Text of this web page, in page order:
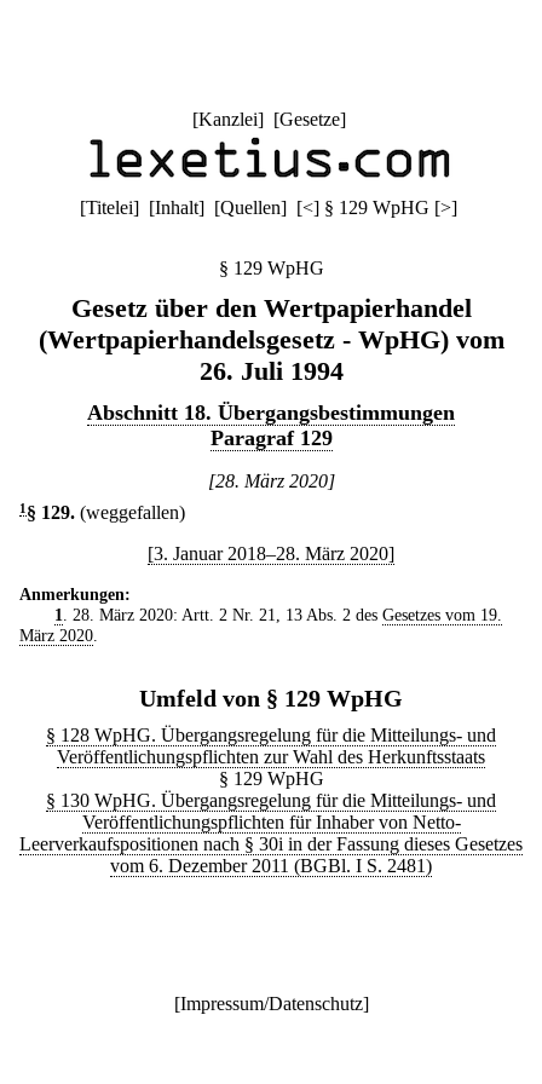
[Kanzlei] [Gesetze]
[Titelei] [Inhalt] [Quellen] [<] § 129 WpHG [>]
§ 129 WpHG
Gesetz über den Wertpapierhandel
(Wertpapierhandelsgesetz - WpHG) vom
26. Juli 1994
Abschnitt 18. Übergangsbestimmungen
Paragraf 129
[28. März 2020]
1 § 129. (weggefallen)
[3. Januar 2018–28. März 2020]
Anmerkungen:
1
. 28. März 2020: Artt. 2 Nr. 21, 13 Abs. 2 des Gesetzes vom 19.
März 2020
Umfeld von § 129 WpHG
§ 128 WpHG. Übergangsregelung für die Mitteilungs- und
Veröffentlichungspflichten zur Wahl des Herkunftsstaats
§ 129 WpHG
§ 130 WpHG. Übergangsregelung für die Mitteilungs- und
Veröffentlichungspflichten für Inhaber von Netto-
Leerverkaufspositionen nach § 30i in der Fassung dieses Gesetzes
vom 6. Dezember 2011 (BGBl. I S. 2481)
[Impressum/Datenschutz]